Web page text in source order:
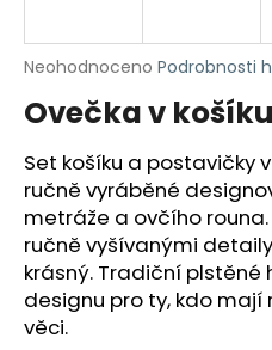
Průměrné
produktu
0,0
5
hvězdiček.
Neohodnoceno Podrobnosti
Ovečka v košíku
Set košíku a postavičky
ručně vyráběné
metráže a ovčího
ručně vyšívanými
krásný. Tradiční plstěné
designu pro ty, kdo
věci.
j
í
t
?